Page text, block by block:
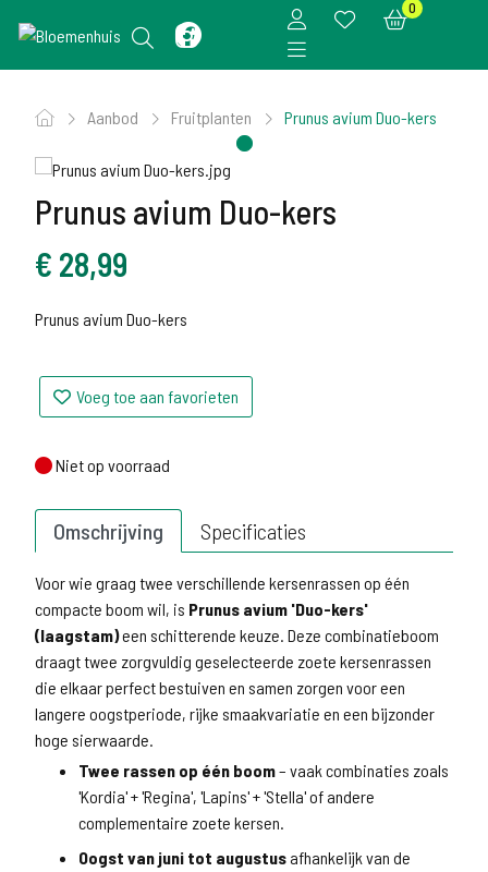
0
Aanbod Fruitplanten Prunus avium Duo-kers
Prunus avium Duo-kers
€ 28,99
Prunus avium Duo-kers
Voeg toe aan favorieten
Niet op voorraad
Niet op voorraad
Omschrijving Specificaties
Voor wie graag twee verschillende kersenrassen op één
compacte boom wil, is Prunus avium 'Duo-kers'
(laagstam)een schitterende keuze. Deze combinatieboom
draagt twee zorgvuldig geselecteerde zoete kersenrassen
die elkaar perfect bestuiven en samen zorgen voor een
langere oogstperiode, rijke smaakvariatie en een bijzonder
hoge sierwaarde.
Twee rassen op één boom– vaak combinaties zoals
'Kordia' + 'Regina', 'Lapins' + 'Stella' of andere
complementaire zoete kersen.
Oogst van juni tot augustusafhankelijk van de